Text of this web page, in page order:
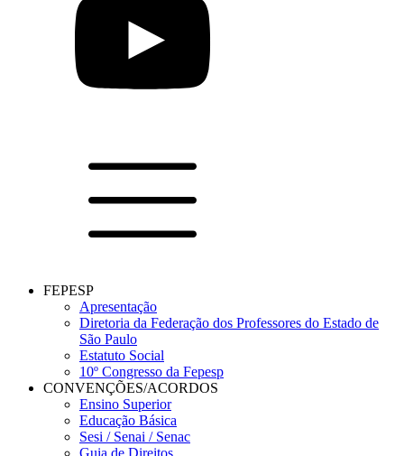
FEPESP
Apresentação
Diretoria da Federação dos Professores do Estado de
São Paulo
Estatuto Social
10º Congresso da Fepesp
CONVENÇÕES/ACORDOS
Ensino Superior
Educação Básica
Sesi / Senai / Senac
Guia de Direitos